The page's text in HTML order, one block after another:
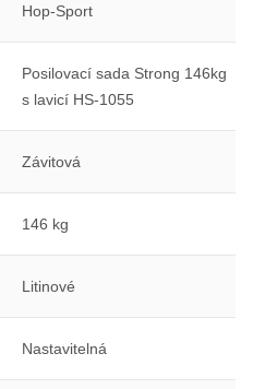
Hop-Sport
Posilovací sada Strong 146kg
s lavicí HS-1055
Závitová
146 kg
Litinové
Nastavitelná